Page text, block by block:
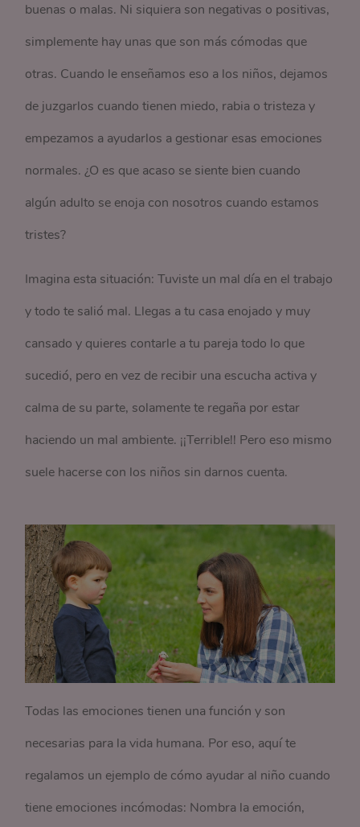
buenas o malas. Ni siquiera son negativas o positivas,
simplemente hay unas que son más cómodas que
otras. Cuando le enseñamos eso a los niños, dejamos
de juzgarlos cuando tienen miedo, rabia o tristeza y
empezamos a ayudarlos a gestionar esas emociones
normales. ¿O es que acaso se siente bien cuando
algún adulto se enoja con nosotros cuando estamos
tristes?
Imagina esta situación: Tuviste un mal día en el trabajo
y todo te salió mal. Llegas a tu casa enojado y muy
cansado y quieres contarle a tu pareja todo lo que
sucedió, pero en vez de recibir una escucha activa y
calma de su parte, solamente te regaña por estar
haciendo un mal ambiente. ¡¡Terrible!! Pero eso mismo
suele hacerse con los niños sin darnos cuenta.
Todas las emociones tienen una función y son
necesarias para la vida humana. Por eso, aquí te
regalamos un ejemplo de cómo ayudar al niño cuando
tiene emociones incómodas: Nombra la emoción,